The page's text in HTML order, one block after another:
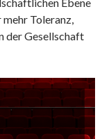
Toleranz,
der Gesellschaft